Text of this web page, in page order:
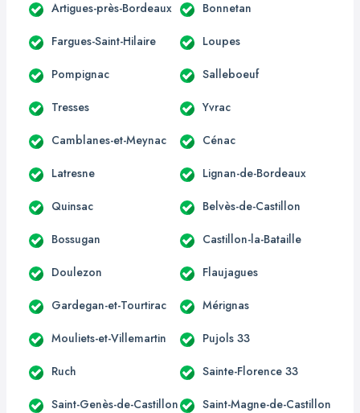
Artigues-près-Bordeaux Bonnetan
Fargues-Saint-Hilaire Loupes
Pompignac Salleboeuf
Tresses Yvrac
Camblanes-et-Meynac Cénac
Latresne Lignan-de-Bordeaux
Quinsac Belvès-de-Castillon
Bossugan Castillon-la-Bataille
Doulezon Flaujagues
Gardegan-et-Tourtirac Mérignas
Mouliets-et-Villemartin Pujols 33
Ruch Sainte-Florence 33
Saint-Genès-de-Castillon Saint-Magne-de-Castillon